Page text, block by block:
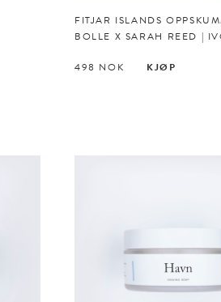
FITJAR ISLANDS
BOLLE X SARAH REED |
498 NOK KJØP